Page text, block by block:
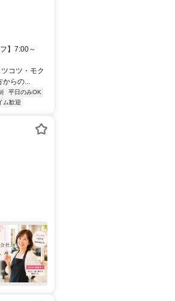
】7:00～
コツ・モク
からの...
平日のみOK
ム歓迎